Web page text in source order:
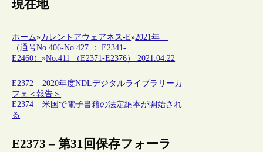
現在地
ホーム»カレントアウェアネス-E»2021年
（通号No.406-No.427 ： E2341-
E2460）»No.411 （E2371-E2376） 2021.04.22
E2372 – 2020年度NDLデジタルライブラリーカ
フェ＜報告＞
E2374 – 米国で電子書籍の法定納本が開始され
る
E2373 – 第31回保存フォーラ